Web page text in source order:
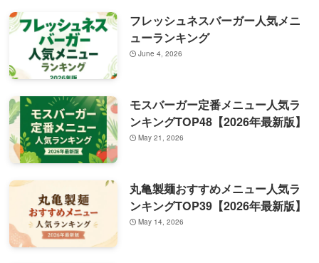
フレッシュネスバーガー人気メニ
ューランキング
June 4, 2026
モスバーガー定番メニュー人気ラ
ンキングTOP48【2026年最新版】
May 21, 2026
丸亀製麺おすすめメニュー人気ラ
ンキングTOP39【2026年最新版】
May 14, 2026